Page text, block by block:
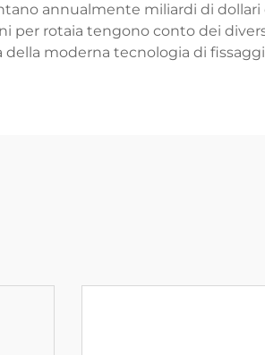
annualmente miliardi di dollari
per rotaia tengono conto dei
moderna tecnologia di